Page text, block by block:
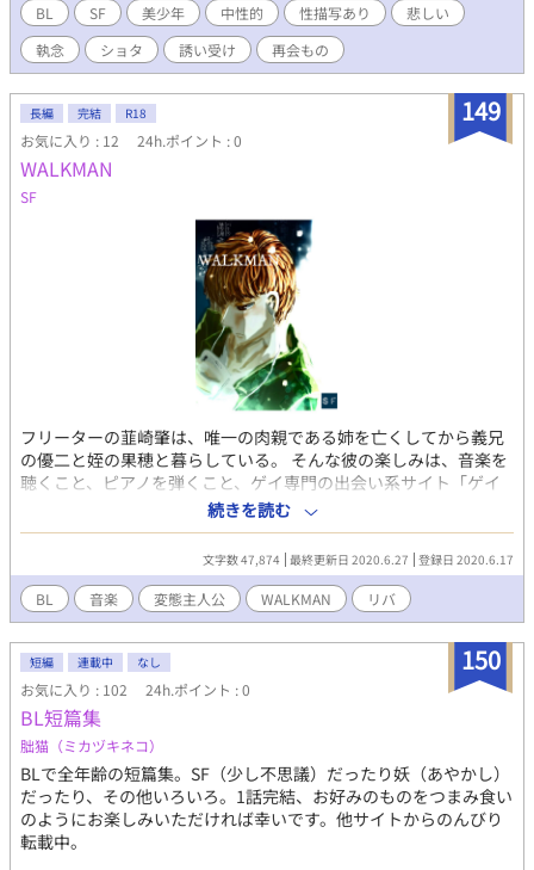
BL SF 美少年 中性的 性描写あり
悲しい
執念
ショタ 誘い受け 再会もの
149
長編 完結 R18
お気に入り : 12 24h.ポイント : 0
WALKMAN
SF
フリーターの韮崎肇は、唯一の肉親である姉を亡くしてから義兄
の優二と姪の果穂と暮らしている。 そんな彼の楽しみは、音楽を
聴くこと、ピアノを弾くこと、ゲイ専門の出会い系サイト「ゲイ
アプリ」で出会った人間とベッドを共にすることだった。 しかし
ゲイアプリで出会う男達は一癖ある者ばかりで・・・？ 一夜限り
の関係と音楽で織りなすヒューマンドラマ風味？の短編連作。 ※
歌詞の引用について ーーーーの後の文章、『』内の文章は歌詞の
和訳・意訳・及び引用です。 洋楽の和訳及び意訳はiPhoneの翻訳
機能を用いて自分で行なっております。出典は話のタイトルの曲
からです。
続きを読む
文字数 47,874 最終更新日 2020.6.27 登録日 2020.6.17
BL 音楽 変態主人公 WALKMAN リバ
150
短編 連載中 なし
お気に入り : 102 24h.ポイント : 0
BL短篇集
朏猫（ミカヅキネコ）
BLで全年齢の短篇集。SF（少し不思議）だったり妖（あやかし）
だったり、その他いろいろ。1話完結、お好みのものをつまみ食い
のようにお楽しみいただければ幸いです。他サイトからのんびり
転載中。